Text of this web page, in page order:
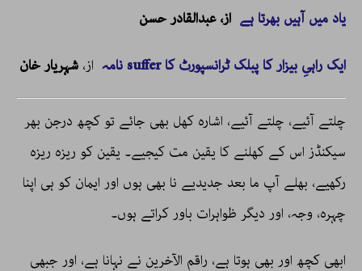
یاد میں آہیں بھرتا ہے از،عبدالقادر حسن
ایک راہیِ بیزار کا پبلک ٹرانسپورٹ کا suffer نامہ از، شہریار خان
چلتے آئیے، چلتے آئیے، اشارہ کھل بھی جائے تو کچھ درجن بھر
سیکنڈز اس کے کھلنے کا یقین مت کیجیے۔ یقین کو ریزہ ریزہ
رکھیے، بھلے آپ ما بعد جدیدیے نا بھی ہوں اور ایمان کو ہی اپنا
چہرہ، وجہ، اور دیگر ظواہرات باور کراتے ہوں۔
ابھی کچھ اور بھی ہوتا ہے، راقم الآخرین نے نہانا ہے، اور جبھی